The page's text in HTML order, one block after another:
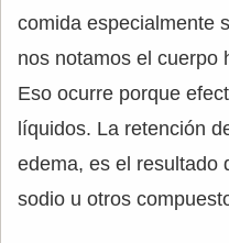
comida especialmente
nos notamos el cuerpo
Eso ocurre porque
líquidos. La retención
edema, es el resultado
sodio u otros